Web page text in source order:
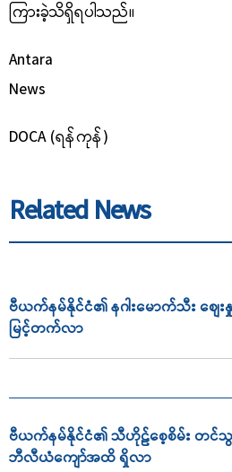
ကြားခဲ့သိရှိရပါသည်။
Antara
DOCA (ရန်ကုန်)
Related News
ဗီယက်နမ်နိုင်ငံ၏ နဂါးမောက်သီး စျေး
မြင့်တက်လာ
ဗီယက်နမ်နိုင်ငံ၏ သီဟိုဠ်စေ့စိမ်း တင်သွ
ဘီလီယံကျော်အထိ ရှိလာ